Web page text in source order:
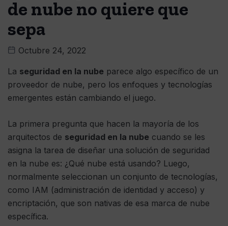
de nube no quiere que
sepa
Octubre 24, 2022
La seguridad en la nube parece algo específico de un
proveedor de nube, pero los enfoques y tecnologías
emergentes están cambiando el juego.
La primera pregunta que hacen la mayoría de los
arquitectos de seguridad en la nube cuando se les
asigna la tarea de diseñar una solución de seguridad
en la nube es: ¿Qué nube está usando? Luego,
normalmente seleccionan un conjunto de tecnologías,
como IAM (administración de identidad y acceso) y
encriptación, que son nativas de esa marca de nube
específica.